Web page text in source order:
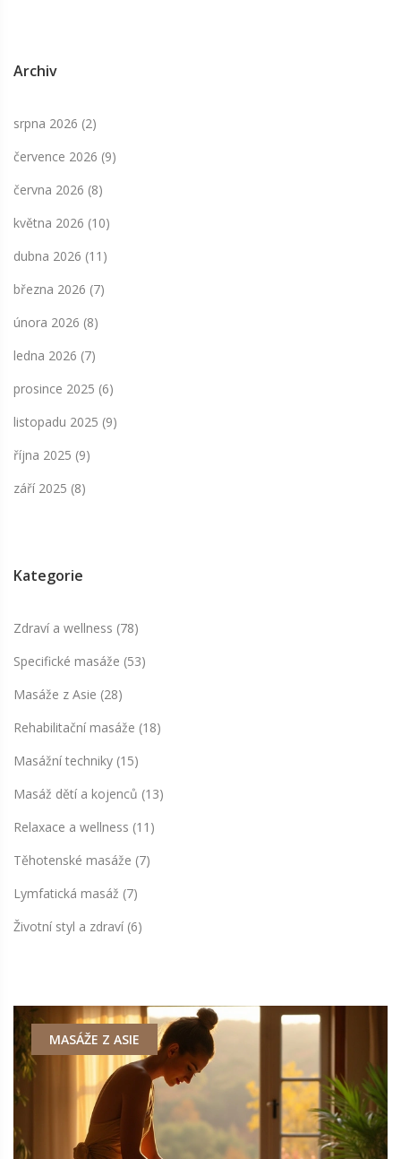
Archiv
srpna 2026 (2)
července 2026 (9)
června 2026 (8)
května 2026 (10)
dubna 2026 (11)
března 2026 (7)
února 2026 (8)
ledna 2026 (7)
prosince 2025 (6)
listopadu 2025 (9)
října 2025 (9)
září 2025 (8)
Kategorie
Zdraví a wellness (78)
Specifické masáže (53)
Masáže z Asie (28)
Rehabilitační masáže (18)
Masážní techniky (15)
Masáž dětí a kojenců (13)
Relaxace a wellness (11)
Těhotenské masáže (7)
Lymfatická masáž (7)
Životní styl a zdraví (6)
MASÁŽE Z ASIE